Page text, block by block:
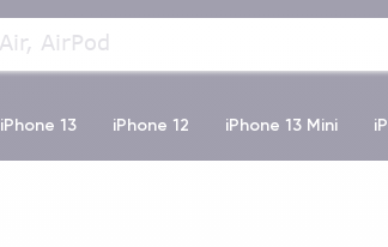
iPhone 13 iPhone 12 iPhone 13 Mini